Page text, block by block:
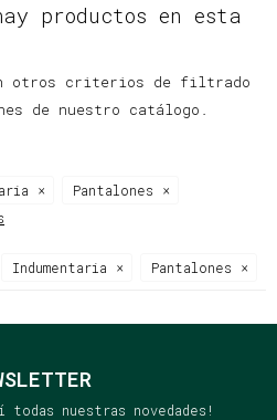
productos en esta
otros criterios de filtrado
de nuestro catálogo.
Pantalones
Indumentaria Pantalones
nuestras novedades!